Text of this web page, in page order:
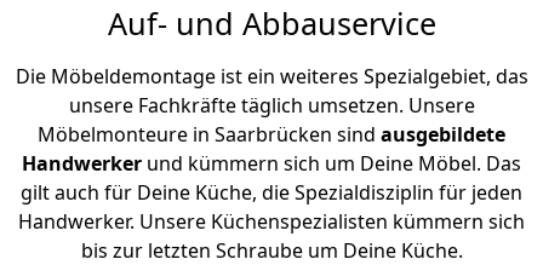
Auf- und Abbauservice
Die Möbeldemontage ist ein weiteres Spezialgebiet, das
unsere Fachkräfte täglich umsetzen. Unsere
Möbelmonteure in Saarbrücken sind ausgebildete
Handwerker und kümmern sich um Deine Möbel. Das
gilt auch für Deine Küche, die Spezialdisziplin für jeden
Handwerker. Unsere Küchenspezialisten kümmern sich
bis zur letzten Schraube um Deine Küche.